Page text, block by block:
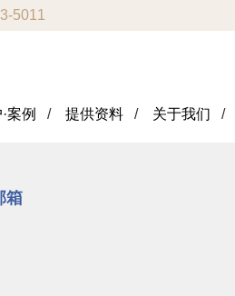
5011
案例 / 提供资料 / 关于我们 /
箱